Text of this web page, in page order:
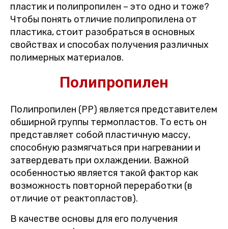
пластик и полипропилен – это одно и тоже?
Чтобы понять отличие полипропилена от
пластика, стоит разобраться в основных
свойствах и способах получения различных
полимерных материалов.
Полипропилен
Полипропилен (PP) является представителем
обширной группы термопластов. То есть он
представляет собой пластичную массу,
способную размягчаться при нагревании и
затвердевать при охлаждении. Важной
особенностью является такой фактор как
возможность повторной переработки (в
отличие от реактопластов).
В качестве основы для его получения